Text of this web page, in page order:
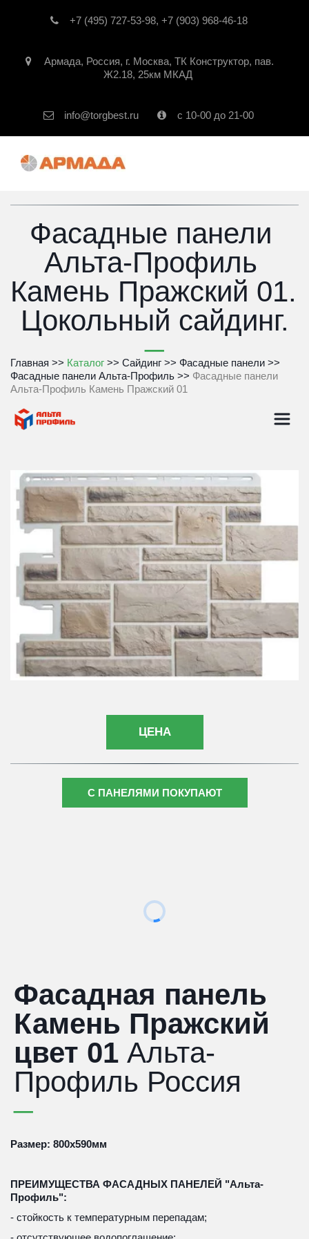
+7 (495) 727-53-98, +7 (903) 968-46-18
Армада, Россия, г. Москва, ТК Конструктор, пав.
Ж2.18, 25км МКАД
info@torgbest.ru с 10-00 до 21-00
Фасадные панели
Альта-Профиль
Камень Пражский 01.
Цокольный сайдинг.
Главная >> Каталог >> Сайдинг >> Фасадные панели
Фасадные панели Альта-Профиль >> Фасадные панели
Альта-Профиль Камень Пражский 01
ЦЕНА
С ПАНЕЛЯМИ ПОКУПАЮТ
Фасадная панель
Камень Пражский
цвет 01 Альта-
Профиль Россия
Размер: 800х590мм
ПРЕИМУЩЕСТВА ФАСАДНЫХ ПАНЕЛЕЙ "Альта-
Профиль":
- стойкость к температурным перепадам;